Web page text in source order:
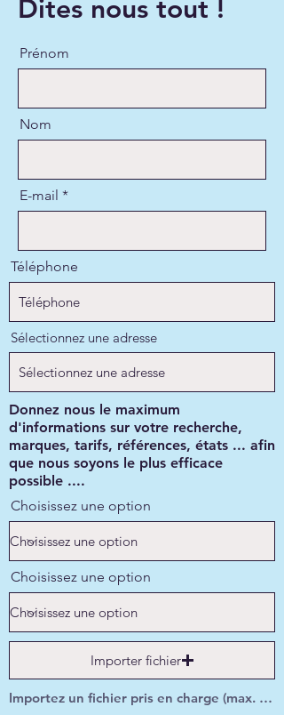
Dites nous tout !
Prénom
Nom
E-mail
Téléphone
Sélectionnez une adresse
Donnez nous le maximum
d'informations sur votre recherche,
marques, tarifs, références, états ... afin
que nous soyons le plus efficace
possible ....
Choisissez une option
Choisissez une option
Importer fichier
Importez un fichier pris en charge (max. 15 Mo)